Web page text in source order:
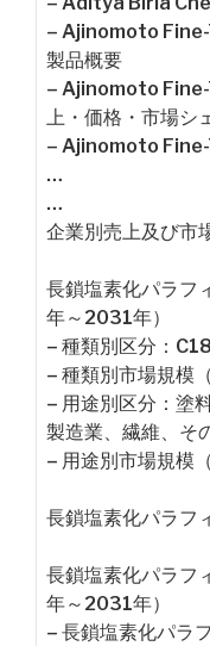
– Ajinomoto Fine-
製品概要
– Ajinomoto Fine-
上・価格・市場シ
– Ajinomoto Fine-
…
…
企業別売上及び市
長鎖塩素化パラフ
年～2031年）
– 種類別区分：
– 種類別市場規模
– 用途別区分：塗
製造業、繊維、そ
– 用途別市場規模
長鎖塩素化パラフ
長鎖塩素化パラフ
年～2031年）
– 長鎖塩素化パラ